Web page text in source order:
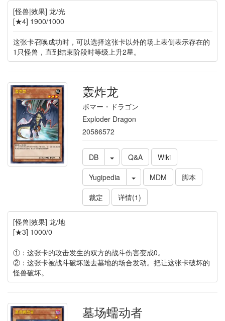
[怪兽|效果] 龙/光
[★4] 1900/1000
这张卡召唤成功时，可以选择这张卡以外的场上表侧表示存在的
1只怪兽，直到结束阶段时等级上升2星。
轰炸龙
ボマー・ドラゴン
Exploder Dragon
20586572
DB Q&A
Wiki
Yugipedia
MDM
脚本
裁定
详情(1)
[怪兽|效果] 龙/地
[★3] 1000/0
①：这张卡的攻击发生的双方的战斗伤害变成0。
②：这张卡被战斗破坏送去墓地的场合发动。把让这张卡破坏的
怪兽破坏。
墓场蠕动者